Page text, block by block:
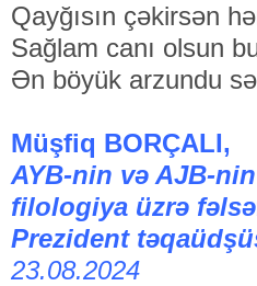
Qayğısın çəkirsən
Sağlam canı olsun
Ən böyük arzundu
Müşfiq BORÇALI,
AYB-nin və AJB-
filologiya üzrə
Prezident
23.08.2024